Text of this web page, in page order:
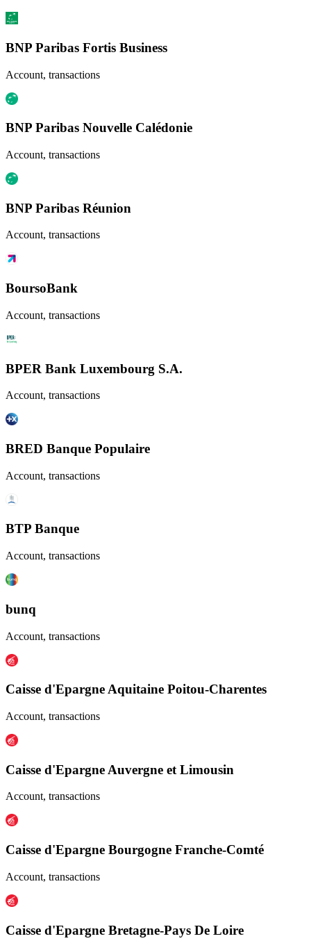
BNP Paribas Fortis Business
Account, transactions
BNP Paribas Nouvelle Calédonie
Account, transactions
BNP Paribas Réunion
Account, transactions
BoursoBank
Account, transactions
BPER Bank Luxembourg S.A.
Account, transactions
BRED Banque Populaire
Account, transactions
BTP Banque
Account, transactions
bunq
Account, transactions
Caisse d'Epargne Aquitaine Poitou-Charentes
Account, transactions
Caisse d'Epargne Auvergne et Limousin
Account, transactions
Caisse d'Epargne Bourgogne Franche-Comté
Account, transactions
Caisse d'Epargne Bretagne-Pays De Loire